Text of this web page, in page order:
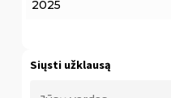
2025
Siųsti užklausą